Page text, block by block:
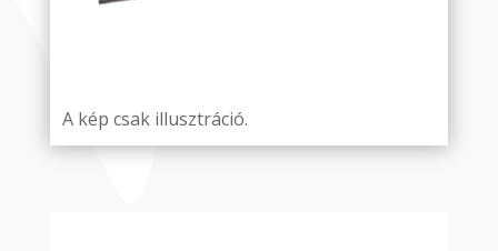
A kép csak illusztráció.